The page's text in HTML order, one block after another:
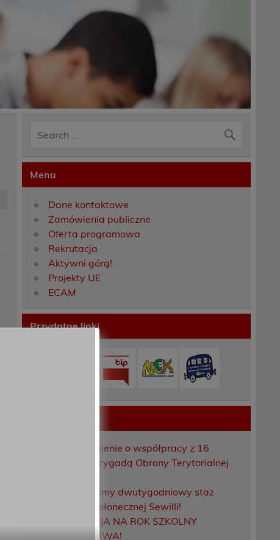
Menu
Dane kontaktowe
Zamówienia publiczne
Oferta programowa
Rekrutacja
Aktywni górą!
Projekty UE
ECAM
Przydatne linki
Porozumienie o współpracy z 16
Dolnośląską Brygadą Obrony Terytorialnej
Zakończyliśmy dwutygodniowy staż
zawodowy w słonecznej Sewilli!
REKRUTACJA NA ROK SZKOLNY
2026/2027 TRWA!